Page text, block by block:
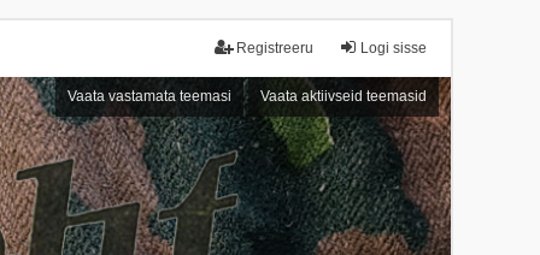
Logi sisse
Registreeru
Vaata vastamata teemasi Vaata aktiivseid teemasid